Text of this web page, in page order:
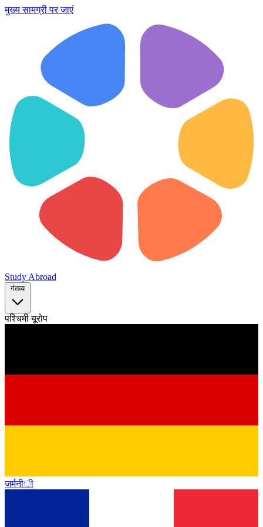
मुख्य सामग्री पर जाएं
Study Abroad
गंतव्य
पश्चिमी यूरोप
जर्मनी